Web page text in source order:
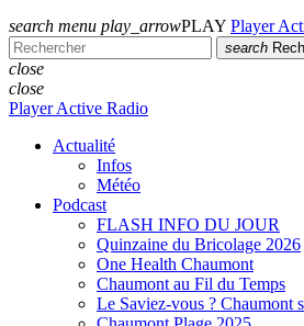
search menu play_arrowPLAY Player
search
close
close
Player Active Radio
Actualité
Infos
Météo
Podcast
FLASH INFO DU JOUR
Quinzaine du Bricolage 2026
One Health Chaumont
Chaumont au Fil du Temps
Le Saviez-vous ? Chaumont